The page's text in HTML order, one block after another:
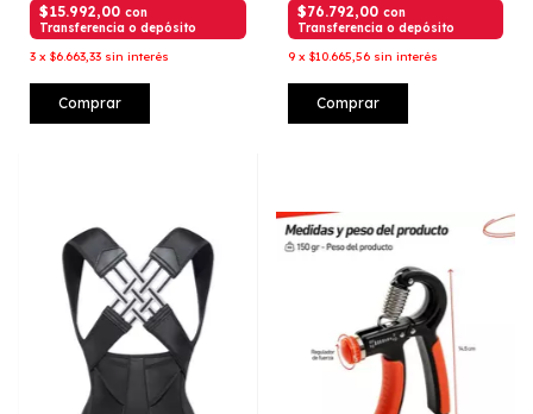
$15.992,00 con
Transferencia o depósito
3 x $6.663,33 sin interés
Comprar
$76.792,00 con
Transferencia o depósito
9 x $10.665,56 sin interés
Comprar